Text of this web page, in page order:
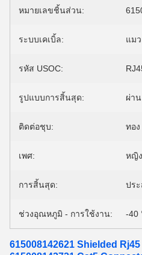
หมายเลขชิ้นส่วน:
ระบบเคเบิ้ล: แม
รหัส USOC:
รูปแบบการสิ้นสุด: ผ่า
ติดต่อชุบ: ทอง
เพศ: หญิง
การสิ้นสุด: ปร
ช่วงอุณหภูมิ - การใช้งาน: -40
615008142621 Shielded